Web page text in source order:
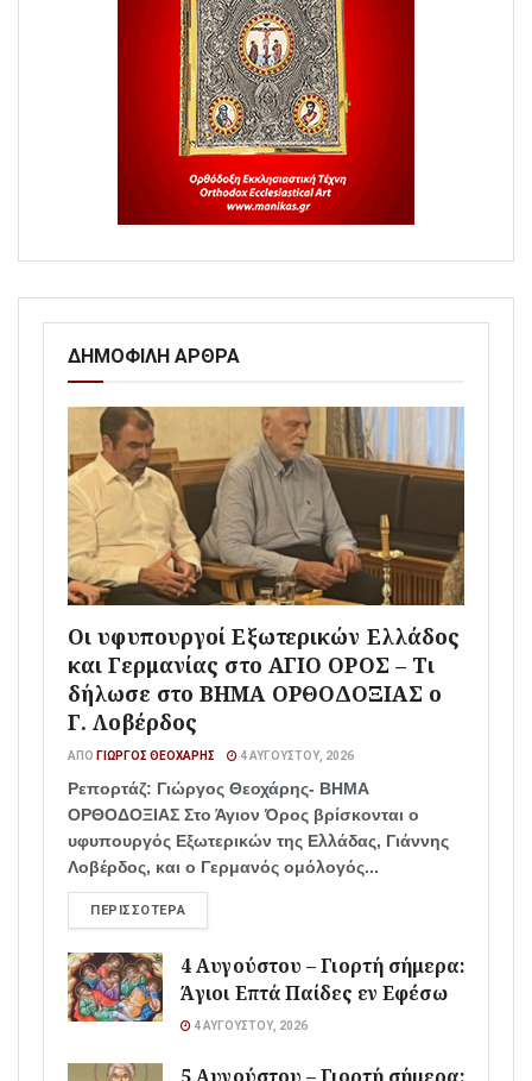
ΔΗΜΟΦΙΛΗ ΑΡΘΡΑ
Οι υφυπουργοί Εξωτερικών Ελλάδος
και Γερμανίας στο ΑΓΙΟ ΟΡΟΣ – Τι
δήλωσε στο ΒΗΜΑ ΟΡΘΟΔΟΞΙΑΣ ο
Γ. Λοβέρδος
ΑΠΌ ΓΙΏΡΓΟΣ ΘΕΟΧΆΡΗΣ 4 ΑΥΓΟΎΣΤΟΥ, 2026
Ρεπορτάζ: Γιώργος Θεοχάρης- ΒΗΜΑ
ΟΡΘΟΔΟΞΙΑΣ Στο Άγιον Όρος βρίσκονται ο
υφυπουργός Εξωτερικών της Ελλάδας, Γιάννης
Λοβέρδος, και ο Γερμανός ομόλογός...
ΠΕΡΙΣΣΌΤΕΡΑ
4 Αυγούστου – Γιορτή σήμερα:
Άγιοι Επτά Παίδες εν Εφέσω
4 ΑΥΓΟΎΣΤΟΥ, 2026